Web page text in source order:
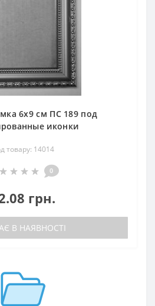
6х9 см ПС 189 под
иконки
товару: 14014
0
грн.
В НАЯВНОСТІ